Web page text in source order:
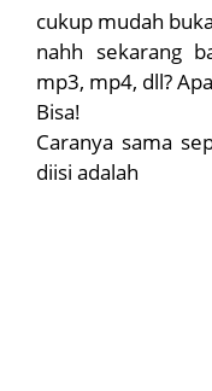
cukup mudah
nahh sekarang
mp3, mp4, dll?
Bisa!
Caranya sama
diisi adalah